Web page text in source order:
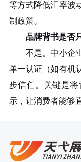
等方式降低汇率波
制政策。
品牌背书是否
不是。中小企业
单一认证（如有机
步信任。关键是
示，让消费者能够